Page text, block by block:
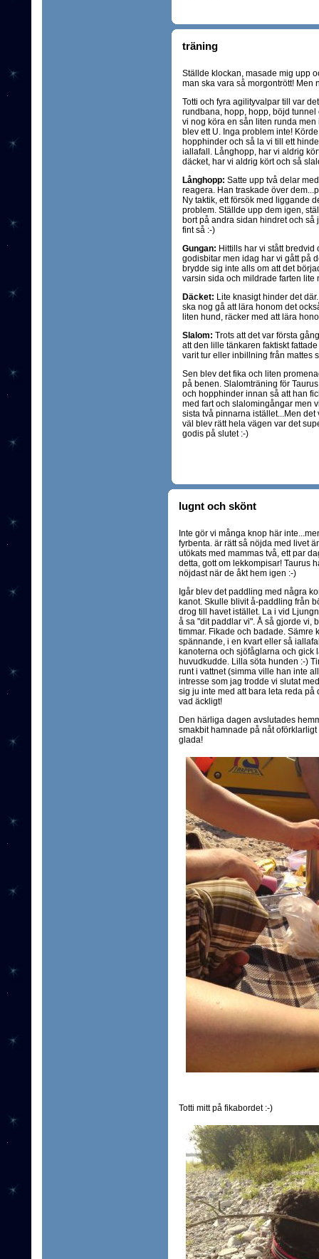
träning
Ställde klockan, masade mig upp
man ska vara så morgontrött! Men
Totti och fyra agilityvalpar till var
rundbana, hopp, hopp, böjd
vi nog köra en sån liten runda
blev ett U. Inga problem inte!
hopphinder och så la vi till ett
iallafall. Långhopp, har vi aldrig
däcket, har vi aldrig kört och så
Långhopp: Satte upp två delar
reagera. Han traskade över
Ny taktik, ett försök med liggande
problem. Ställde upp dem igen,
bort på andra sidan hindret och
fint så :-)
Gungan: Hittills har vi stått
godisbitar men idag har vi gått på
brydde sig inte alls om att det
varsin sida och mildrade farten lite
Däcket: Lite knasigt hinder det
ska nog gå att lära honom det
liten hund, räcker med att lära
Slalom: Trots att det var första
att den lille tänkaren faktiskt
varit tur eller inbillning från mattes
Sen blev det fika och liten
på benen. Slalomträning för
och hopphinder innan så att han
med fart och slalomingångar men
sista två pinnarna istället...Men
väl blev rätt hela vägen var det
godis på slutet :-)
lugnt och skönt
Inte gör vi många knop här
fyrbenta. är rätt så nöjda med livet
utökats med mammas två, ett par
detta, gott om lekkompisar! Taurus
nöjdast när de åkt hem igen :-)
Igår blev det paddling med några
kanot. Skulle blivit å-paddling från
drog till havet istället. La i vid
å sa "dit paddlar vi". Å så gjorde vi,
timmar. Fikade och badade. Sämre
spännande, i en kvart eller så
kanoterna och sjöfåglarna och gick
huvudkudde. Lilla söta hunden :-)
runt i vattnet (simma ville han inte
intresse som jag trodde vi slutat
sig ju inte med att bara leta reda på
vad äckligt!
Den härliga dagen avslutades
smakbit hamnade på nåt
glada!
Totti mitt på fikabordet :-)